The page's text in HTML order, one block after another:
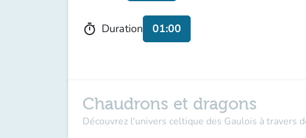
timer Duration 01:00
Chaudrons et dragons
Découvrez l'univers celtique des Gaulois à